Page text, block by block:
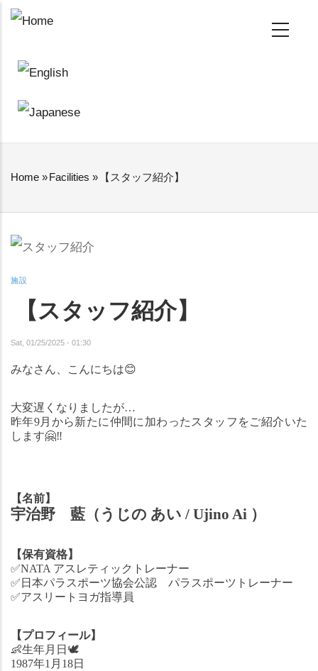
Skip
main
BREADCRUMB
Home »Facilities » 【スタッフ紹介】
施設
【スタッフ紹介】
Sat, 01/25/2025 - 01:30
みなさん、こんにちは😊
大変遅くなりましたが…
昨年9月から新たに仲間に加わったスタッフをご紹介いた
します🤗‼️
【名前】
宇治野　藍（うじの あい / Ujino Ai ）
【保有資格】
✅NATA アスレティックトレーナー
✅ 日本パラスポーツ協会公認　パラスポーツトレーナー
✅アスリートヨガ指導員
【プロフィール】
👶生年月日 🕊
1987年1月18日